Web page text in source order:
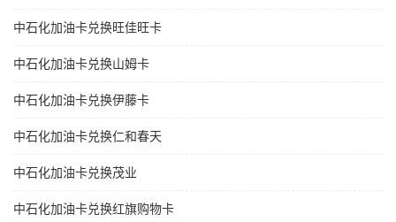
中石化加油卡兑换旺佳旺卡
中石化加油卡兑换山姆卡
中石化加油卡兑换伊藤卡
中石化加油卡兑换仁和春天
中石化加油卡兑换茂业
中石化加油卡兑换红旗购物卡